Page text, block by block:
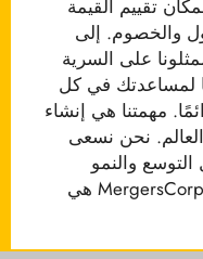
تقييم القيمة
والخصوم. إلى
على السرية
لمساعدتك في كل
مهمتنا هي إنشاء
نحن نسعى
والنمو
المستمر للاقتصاد. إذا كنت تبحث عن أعمال تجارية راسخة للبيع في هولندا ، فإن MergersCorp هي